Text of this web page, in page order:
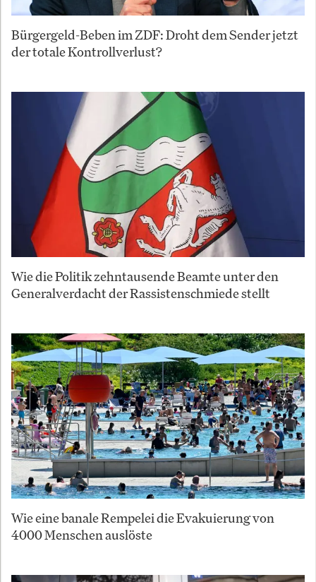
Bürgergeld-Beben im ZDF: Droht dem Sender jetzt
der totale Kontrollverlust?
Wie die Politik zehntausende Beamte unter den
Generalverdacht der Rassistenschmiede stellt
Wie eine banale Rempelei die Evakuierung von
4000 Menschen auslöste